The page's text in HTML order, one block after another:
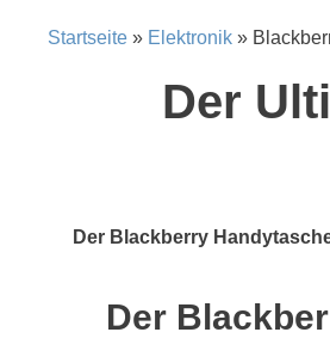
Startseite » Elektronik »
Der
Der Blackberry
Der